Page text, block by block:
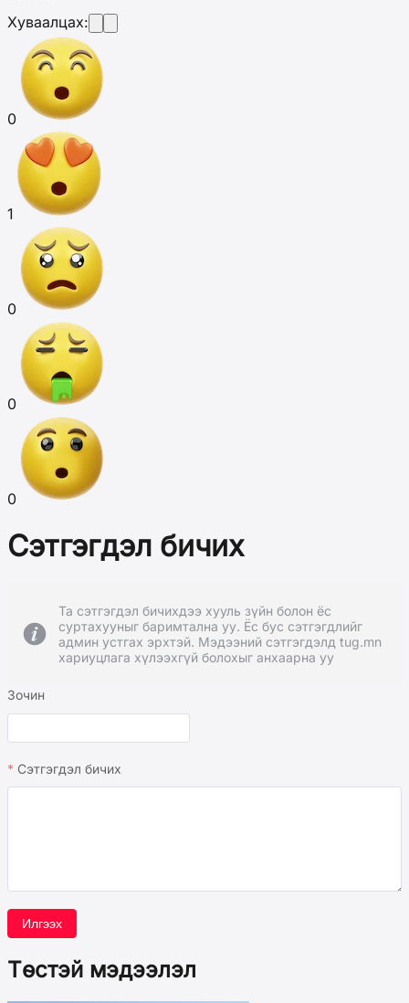
Хуваалцах:
0
1
0
0
0
Сэтгэгдэл бичих
Та сэтгэгдэл бичихдээ хууль зүйн болон ёс
суртахууныг баримтална уу. Ёс бус сэтгэгдлийг
админ устгах эрхтэй. Мэдээний сэтгэгдэлд tug.mn
хариуцлага хүлээхгүй болохыг анхаарна уу
Зочин
Сэтгэгдэл бичих
Илгээх
Төстэй мэдээлэл